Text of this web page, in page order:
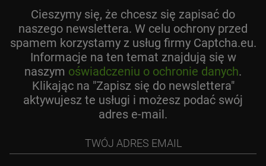
Cieszymy się, że chcesz się zapisać do
naszego newslettera. W celu ochrony przed
spamem korzystamy z usług firmy Captcha.eu.
Informacje na ten temat znajdują się w
naszym oświadczeniu o ochronie danych.
Klikając na "Zapisz się do newslettera"
aktywujesz te usługi i możesz podać swój
adres e-mail.
email